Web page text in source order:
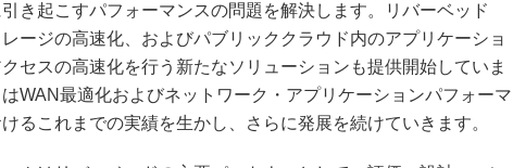
き起こすパフォーマンスの問題を解決します。リバーベッド
ージの高速化、およびパブリッククラウド内のアプリケーショ
セスの高速化を行う新たなソリューションも提供開始していま
WAN最適化およびネットワーク・アプリケーションパフォーマ
るこれまでの実績を生かし、さらに発展を続けていきます。